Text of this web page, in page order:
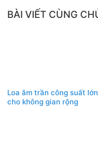
BÀI VIẾT CÙNG
Loa âm trần công suất lớn
cho không gian rộng